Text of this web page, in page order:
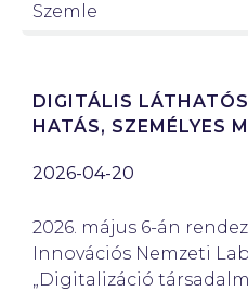
Szemle
DIGITÁLIS
HATÁS, SZEMÉLYES
2026-04-20
2026. május 6-án
Innovációs Nemzeti
„Digitalizáció